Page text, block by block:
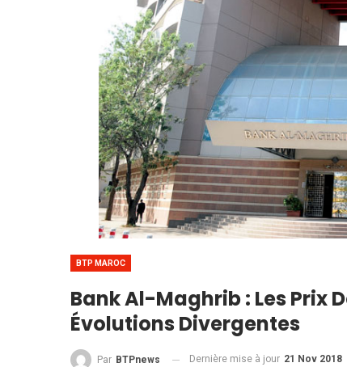
BTP MAROC
Bank Al-Maghrib : Les Prix
Évolutions Divergentes
Par BTPnews Dernière mise à jour 21 Nov 2018